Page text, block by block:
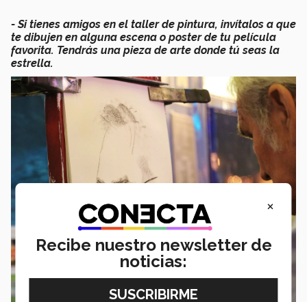
- Si tienes amigos en el taller de pintura, invítalos a que
te dibujen en alguna escena o poster de tu película
favorita. Tendrás una pieza de arte donde tú seas la
estrella.
×
Recibe nuestro newsletter de
noticias: